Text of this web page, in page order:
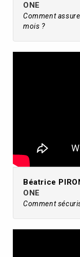
ONE
Comment
mois ?
Béatrice
ONE
Comment